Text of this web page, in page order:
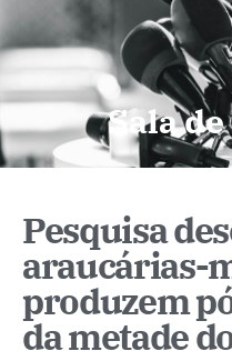
Sala
Pesquisa
araucárias-
produzem
da metade